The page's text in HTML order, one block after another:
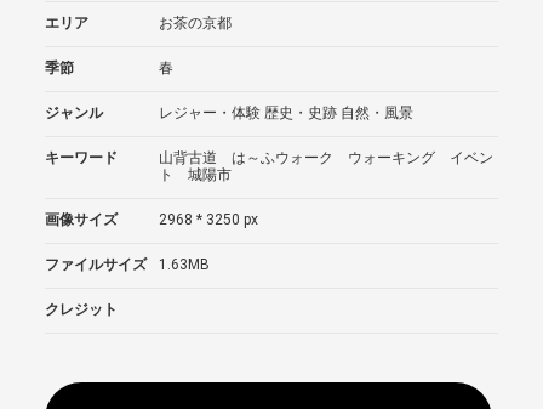
エリア お茶の京都
季節 春
ジャンル レジャー・体験 歴史・史跡 自然・風景
キーワード
山背古道 は～ふウォーク ウォーキング イベン
ト 城陽市
画像サイズ 2968 * 3250 px
ファイルサイズ 1.63MB
クレジット